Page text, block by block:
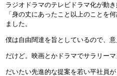
ラジオドラマのテレビドラマ化が動
「身の丈にあったこと以上のことを
ました。
僕は自由闊達を旨としているので、意
だけど。映画とかドラマでサラリーマ
だいたい先進的な提案を若い平社員が